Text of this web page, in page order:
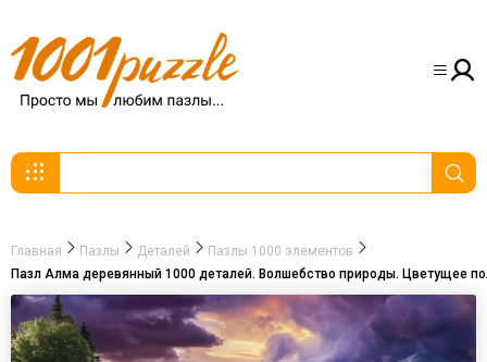
Главная Пазлы Деталей
Пазлы 1000 элементов
Пазл Алма деревянный 1000 деталей. Волшебство природы. Цветущее